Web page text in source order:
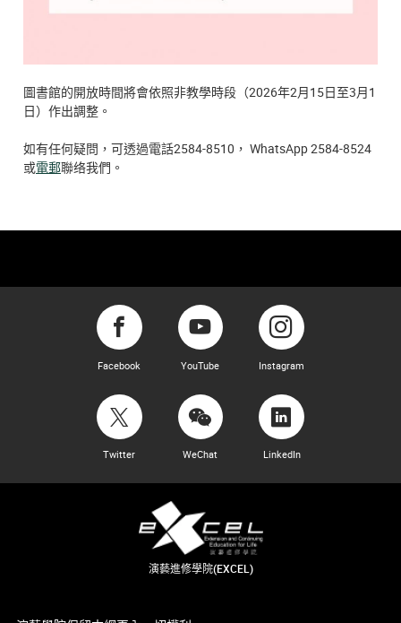
圖書館的開放時間將會依照非教學時段（2026年2月15日至3月1
日）作出調整。
如有任何疑問，可透過電話2584-8510， WhatsApp 2584-8524
或電郵聯络我們。
Facebook YouTube Instagram
Twitter WeChat LinkedIn
演藝進修學院(EXCEL)